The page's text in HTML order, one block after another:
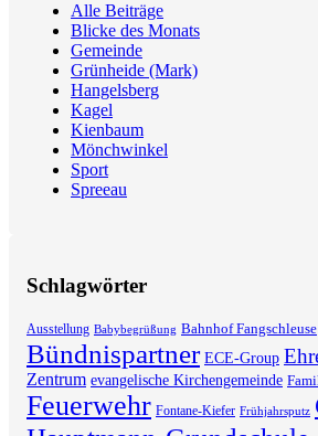
Alle Beiträge
Blicke des Monats
Gemeinde
Grünheide (Mark)
Hangelsberg
Kagel
Kienbaum
Mönchwinkel
Sport
Spreeau
Schlagwörter
Ausstellung Babybegrüßung Bahnhof Fangschleuse
Bündnispartner ECE-Group
Zentrum evangelische Kirchengemeinde
Feuerwehr Fontane-Kiefer Frühjahrsputz